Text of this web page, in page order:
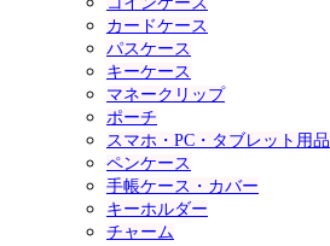
カードケース
パスケース
キーケース
マネークリップ
ポーチ
スマホ・PC・タブレット用品
ペンケース
手帳ケース・カバー
キーホルダー
チャーム